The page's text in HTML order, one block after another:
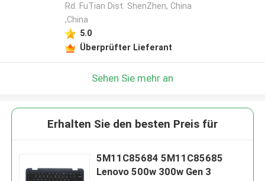
Rd. FuTian Dist. ShenZhen, China
,China
5.0
Überprüfter Lieferant
Sehen Sie mehr an
Erhalten Sie den besten Preis für
5M11C85684 5M11C85685
Lenovo 500w 300w Gen 3